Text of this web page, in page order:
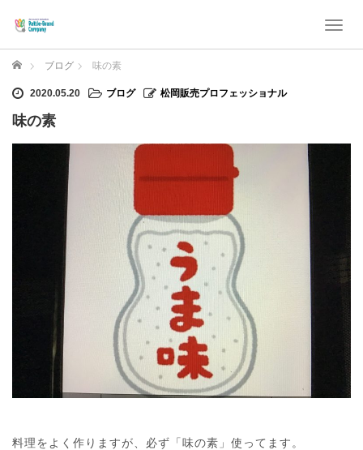
T
ホーム ブログ 味の素
2020.05.20 ブログ 松岡販売プロフェッショナル
味の素
料理をよく作りますが、必ず「味の素」使ってます。